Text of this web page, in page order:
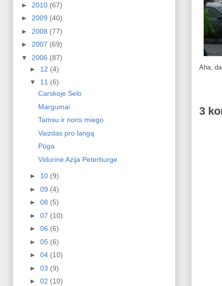
Aha,
3
► 2010 (67)
► 2009 (40)
► 2008 (77)
► 2007 (69)
▼ 2006 (87)
► 12 (4)
▼ 11 (6)
Carskoje Selo
Margumai
Tamsu ir noris miego
Vaizdas pro langą
Pūga
Vidurinė Azija Peterburge
► 10 (9)
► 09 (4)
► 08 (5)
► 07 (10)
► 06 (6)
► 05 (6)
► 04 (10)
► 03 (9)
► 02 (10)